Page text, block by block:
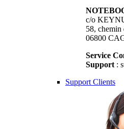
c/o
58, chemin
06800
Service
Support :
Support Clients